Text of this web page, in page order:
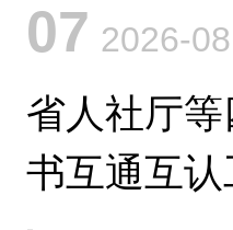
07 2026-08
省人社厅
书互通互认